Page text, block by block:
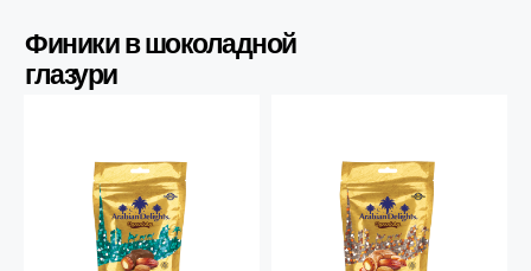
Финики в шоколадной
глазури